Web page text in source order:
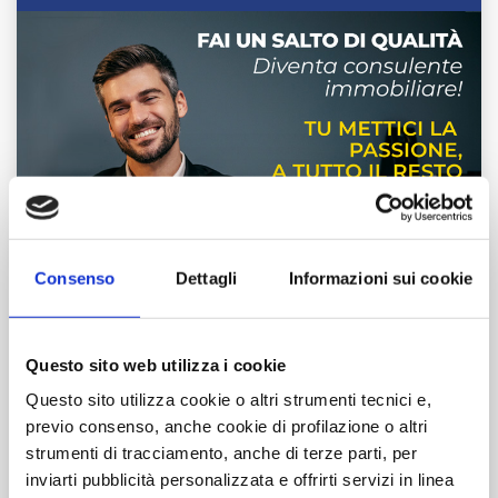
Consenso Dettagli Informazioni sui cookie
Questo sito web utilizza i cookie
Questo sito utilizza cookie o altri strumenti tecnici e,
previo consenso, anche cookie di profilazione o altri
strumenti di tracciamento, anche di terze parti, per
inviarti pubblicità personalizzata e offrirti servizi in linea
Visione Commerciale